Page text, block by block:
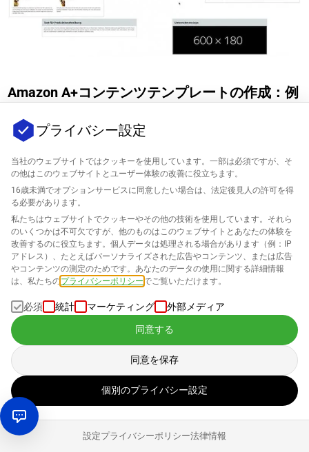
Amazon A+コンテンツテンプレートの作成：例
するために必要な各ステップを説明しています。したがっ
て、ここで簡単な概要を提供したいと思います。
セラーセントラルの「広告」に移動し、ドロップダウンメニュ
ーからA+コンテンツマネージャーを選択します。
既存のA+コンテンツを調整するためにASINを検索するか、新し
いコンテンツを作成する場合は「A+コンテンツを作成」ボタン
コンテンツに名前を付けて、後で簡単に見つけられるようにし
言語を選択してください。コンテンツが作成される言語。
次に、企業ロゴをアップロードし、商品説明を記入する必要が
あります。両方の項目は必須です。
「モジュールを追加」から、Amazon A+ コンテンツテンプレー
プライバシー設定
当社のウェブサイトではクッキーを使用しています。一部は必須ですが、そ
の他はこのウェブサイトとユーザー体験の改善に役立ちます。
16歳未満でオプションサービスに同意したい場合は、法定後見人の許可を得
る必要があります。
私たちはウェブサイトでクッキーやその他の技術を使用しています。それら
のいくつかは不可欠ですが、他のものはこのウェブサイトとあなたの体験を
改善するのに役立ちます。個人データは処理される場合があります（例：IP
アドレス）、たとえばパーソナライズされた広告やコンテンツ、または広告
やコンテンツの測定のためです。あなたのデータの使用に関する詳細情報
は、私たちの プライバシーポリシー でご覧いただけます。
必須 統計 マーケティング 外部メディア
同意する
同意を保存
個別のプライバシー設定
設定プライバシーポリシー法律情報